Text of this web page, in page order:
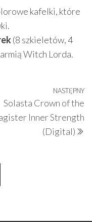
kafelki, które
(8 szkieletów, 4
Witch Lorda.
NASTĘPNY
Solasta Crown of the
Inner Strength
(Digital)